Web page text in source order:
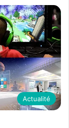
Actualité